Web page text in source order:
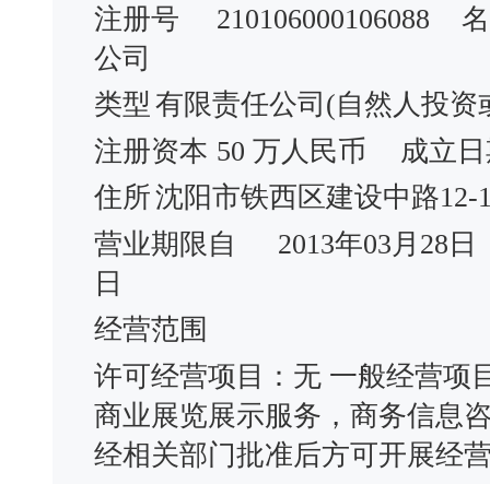
注册号
210106000106088
公司
类型 有限责任公司(自然人投资
注册资本 50 万人民币
成立
住所沈阳市铁西区建设中路12-
营业期限自
2013年03月28日
日
经营范围
许可经营项目：无 一般经营项
商业展览展示服务，商务信息
经相关部门批准后方可开展经